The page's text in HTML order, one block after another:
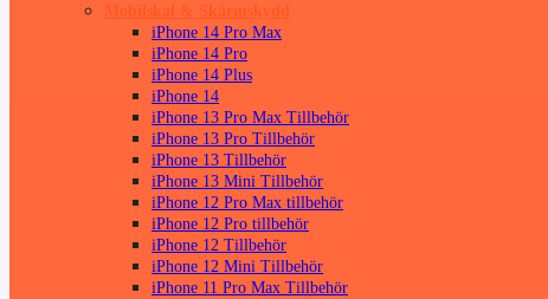
Mobilskal & Skärmskydd
iPhone 14 Pro Max
iPhone 14 Pro
iPhone 14 Plus
iPhone 14
iPhone 13 Pro Max Tillbehör
iPhone 13 Pro Tillbehör
iPhone 13 Tillbehör
iPhone 13 Mini Tillbehör
iPhone 12 Pro Max tillbehör
iPhone 12 Pro tillbehör
iPhone 12 Tillbehör
iPhone 12 Mini Tillbehör
iPhone 11 Pro Max Tillbehör